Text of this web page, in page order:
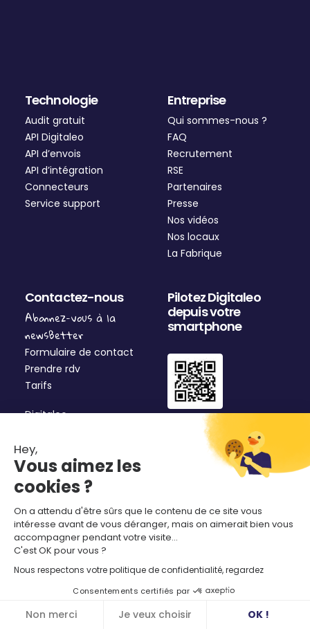
Hey,
Vous aimez les
cookies ?
On a attendu d'être sûrs que le contenu de ce site vous
intéresse avant de vous déranger, mais on aimerait bien vous
accompagner pendant votre visite...
C'est OK pour vous ?
Nous respectons votre politique de confidentialité, regardez
Consentements certifiés par
Non merci Je veux choisir OK !
Technologie
Audit gratuit
API Digitaleo
API d’envois
API d’intégration
Connecteurs
Service support
Entreprise
Qui sommes-nous ?
FAQ
Recrutement
RSE
Partenaires
Presse
Nos vidéos
Nos locaux
La Fabrique
Contactez-nous
Abonnez-vous à la
newsBetter
Formulaire de contact
Prendre rdv
Tarifs
Digitaleo
35000 Rennes
02 56 03 67 00
Pilotez Digitaleo
depuis votre
smartphone
Suivez-nous